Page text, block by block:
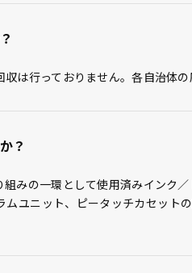
は行っておりません。各自治体
？
みの一環として使用済みインク
ムユニット、ピータッチカセッ